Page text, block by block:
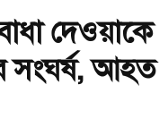
দেওয়াকে
সংঘর্ষ, আহত